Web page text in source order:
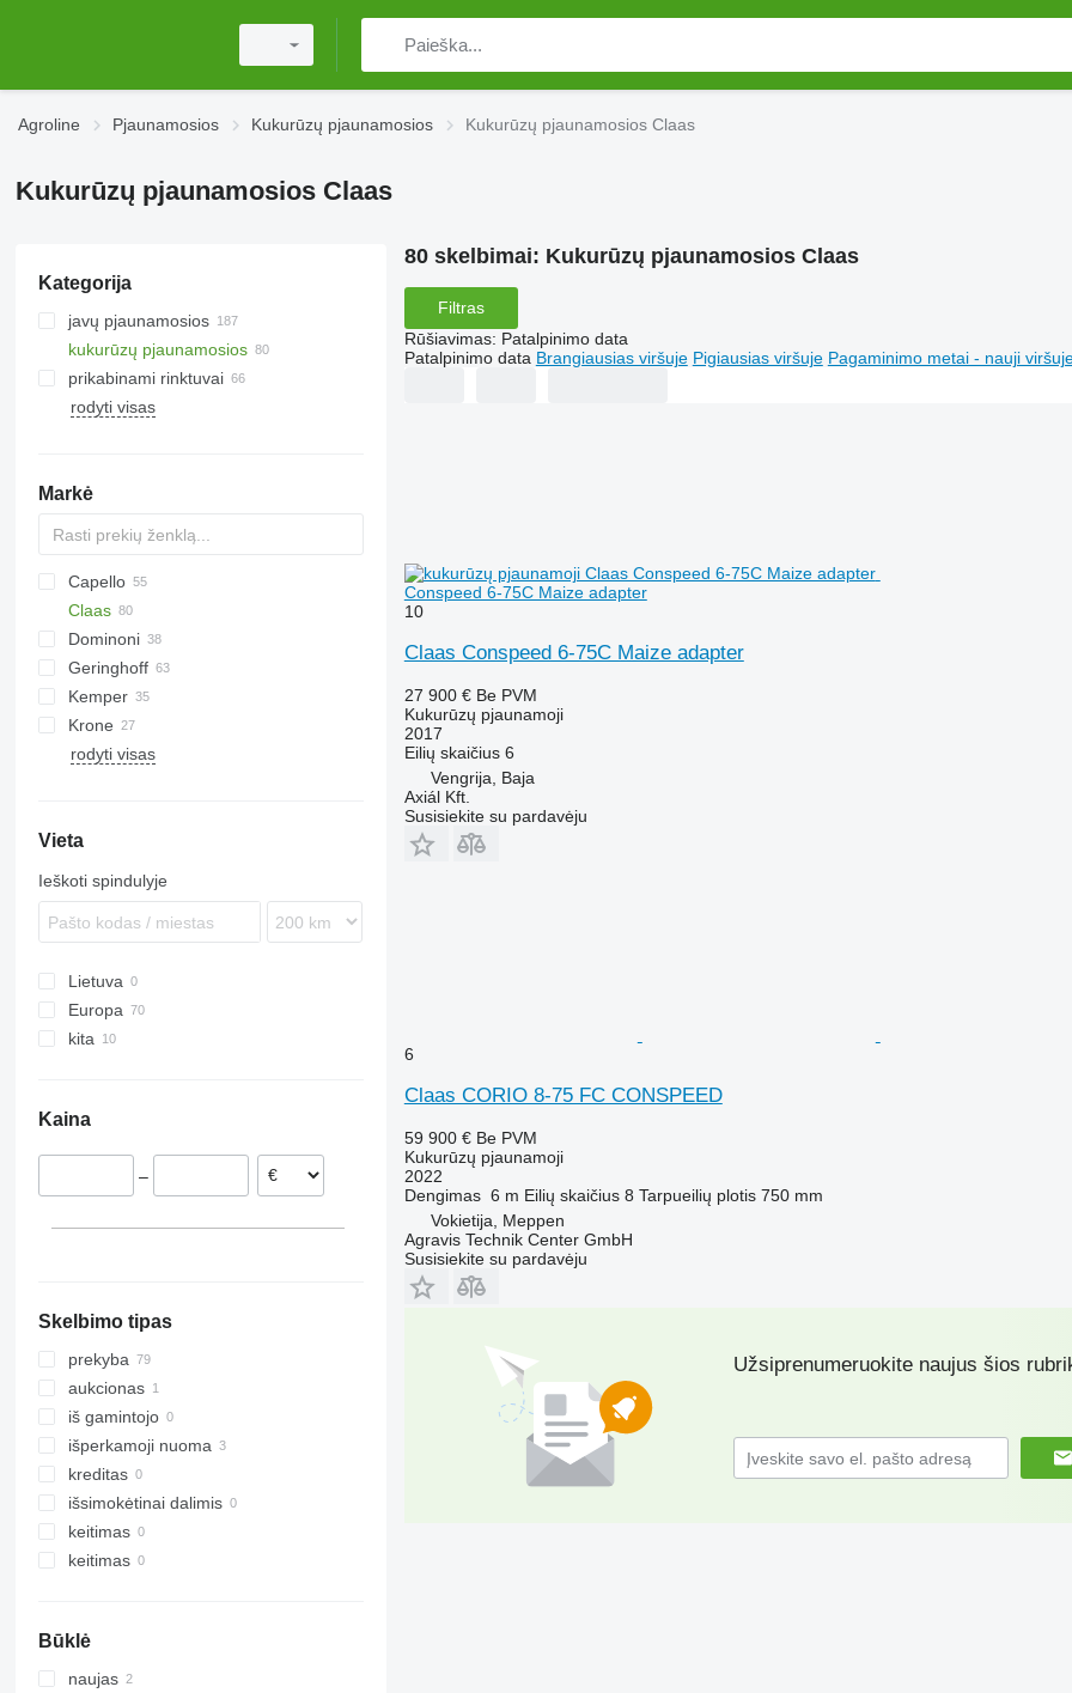
Agroline Pjaunamosios Kukurūzų pjaunamosios Kukurūzų pjaunamosios Claas
Kukurūzų pjaunamosios Claas
Kategorija
javų pjaunamosios
kukurūzų pjaunamosios
prikabinami rinktuvai
rodyti visas
Markė
Capello
Diamant
QUASAR
1083
2188
2388
4408
4412
Claas
Conspeed
Conspeed 6
Conspeed 8
Corio
Corio 670 C
Jaguar
Orbis
Orbis 450
Sunspeed
Dominoni
Kaiman
Rock
S978
SL
MHS
L-series
Geringhoff
HORIZON
PCA
RD
608
C-series
Kemper
Champion
KMS
Krone
EasyCollect
MDD-200
SFH
CX
Drago GT
OptiCorn
8244
Corn Champion
rodyti visas
Vieta
Ieškoti spindulyje
Lietuva
Europa
Nyderlandai
Austrija
kita
Kaina
–
Skelbimo tipas
prekyba
aukcionas
iš gamintojo
išperkamoji nuoma
kreditas
išsimokėtinai dalimis
keitimas
keitimas
Būklė
naujas
80 skelbimai: Kukurūzų pjaunamosios Claas
Filtras
Rūšiavimas: Patalpinimo data
Patalpinimo data Brangiausias viršuje Pigiausias viršuje Pagaminimo metai - nauji
Conspeed 6-75C Maize adapter
10
Claas Conspeed 6-75C Maize adapter
27 900 € Be PVM
Kukurūzų pjaunamoji
2017
Eilių skaičius 6
Vengrija, Baja
Axiál Kft.
Susisiekite su pardavėju
6
Claas CORIO 8-75 FC CONSPEED
59 900 € Be PVM
Kukurūzų pjaunamoji
2022
Dengimas 6 m Eilių skaičius 8 Tarpueilių plotis 750 mm
Vokietija, Meppen
Agravis Technik Center GmbH
Susisiekite su pardavėju
Užsiprenumeruokite naujus šios